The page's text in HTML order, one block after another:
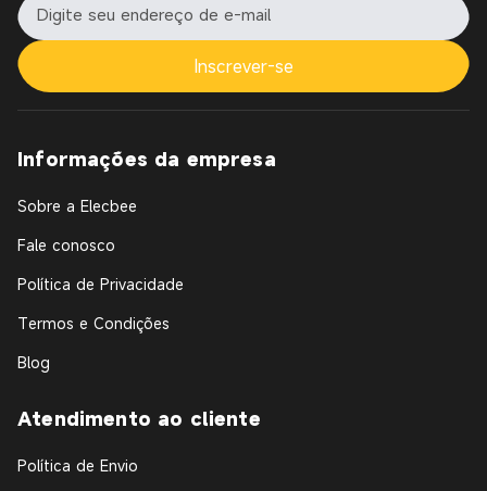
Inscrever-se
Informações da empresa
Sobre a Elecbee
Fale conosco
Política de Privacidade
Termos e Condições
Blog
Atendimento ao cliente
Política de Envio